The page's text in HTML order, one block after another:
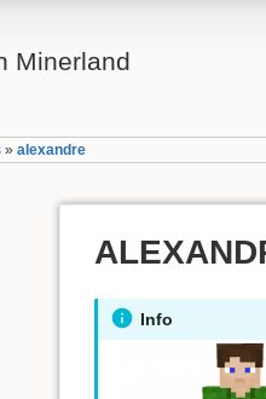
Minerland
»alexandre
Info